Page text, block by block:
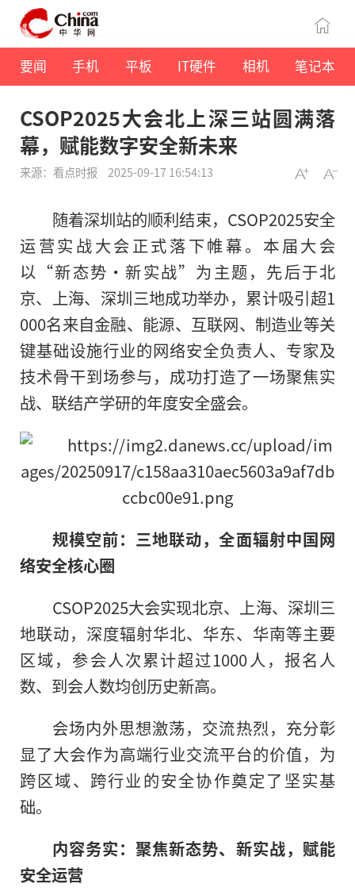
要闻 手机 平板 IT硬件 相机 笔记本
CSOP2025大会北上深三站圆满落
幕，赋能数字安全新未来
来源：看点时报 2025-09-17 16:54:13
随着深圳站的顺利结束，CSOP2025安全
运营实战大会正式落下帷幕。本届大会
以“新态势·新实战”为主题，先后于北
京、上海、深圳三地成功举办，累计吸引超1
000名来自金融、能源、互联网、制造业等关
键基础设施行业的网络安全负责人、专家及
技术骨干到场参与，成功打造了一场聚焦实
战、联结产学研的年度安全盛会。
规模空前：三地联动，全面辐射中国网
络安全核心圈
CSOP2025大会实现北京、上海、深圳三
地联动，深度辐射华北、华东、华南等主要
区域，参会人次累计超过1000人，报名人
数、到会人数均创历史新高。
会场内外思想激荡，交流热烈，充分彰
显了大会作为高端行业交流平台的价值，为
跨区域、跨行业的安全协作奠定了坚实基
础。
内容务实：聚焦新态势、新实战，赋能
安全运营